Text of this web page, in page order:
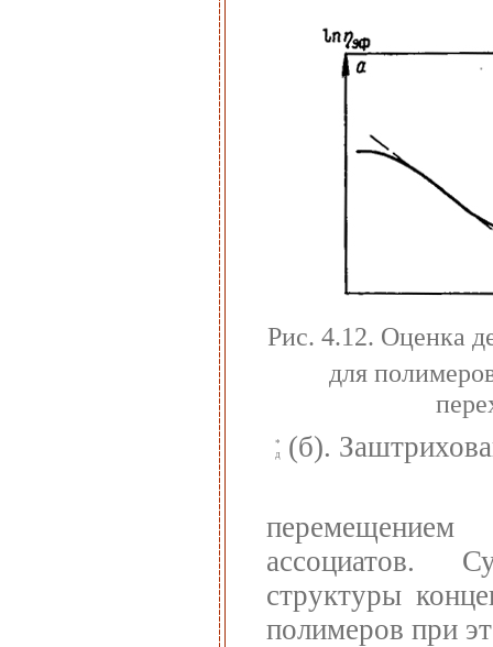
Рис. 4.12. Оценка
для
*
д
(б).
перемещением
ассоциатов.
структуры
полимеров при